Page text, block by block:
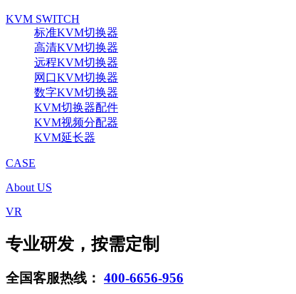
KVM SWITCH
标准KVM切换器
高清KVM切换器
远程KVM切换器
网口KVM切换器
数字KVM切换器
KVM切换器配件
KVM视频分配器
KVM延长器
CASE
About US
VR
专业研发，按需定制
全国客服热线： 400-6656-956